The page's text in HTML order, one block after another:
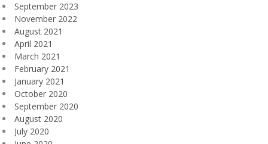
September 2023
November 2022
August 2021
April 2021
March 2021
February 2021
January 2021
October 2020
September 2020
August 2020
July 2020